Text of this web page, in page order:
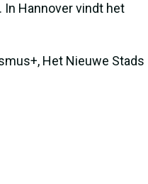
Hannover vindt het
, Het Nieuwe Stads